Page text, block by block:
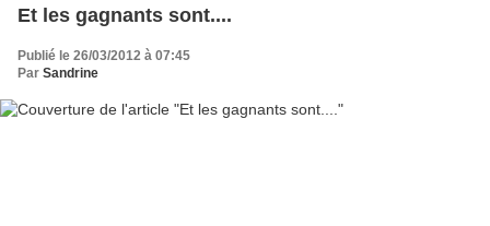
Et les gagnants sont....
Publié le 26/03/2012 à 07:45
Par Sandrine